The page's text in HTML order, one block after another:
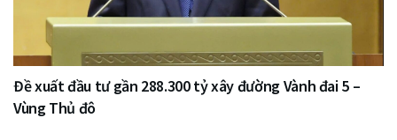
Đề xuất đầu tư gần 288.300 tỷ xây đường Vành đai 5 –
Vùng Thủ đô